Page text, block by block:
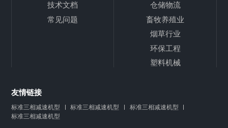
技术文档
常见问题
仓储物流
畜牧养殖业
烟草行业
环保工程
塑料机械
友情链接
标准三相减速机型 标准三相减速机型
标准三相减速机型
标准三相减速机型